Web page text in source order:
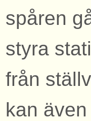
spåren
styra
från
kan